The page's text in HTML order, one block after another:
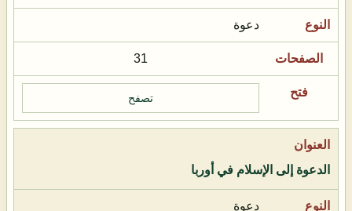
دعوة
31
تصفح
الدعوة إلى الإسلام في أوربا
دعوة